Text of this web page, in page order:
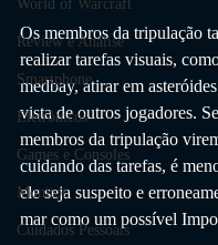
World of Warcraft
Review e Análise
Smartphone
Eletrônicos
Games e Consoles
Monitor
Cuidados Pessoais
Os membros da tripulação
realizar tarefas visuais,
medbay, atirar em
vista de outros jogadores.
membros da tripulação
cuidando das tarefas, é
ele seja suspeito e
mar como um possível